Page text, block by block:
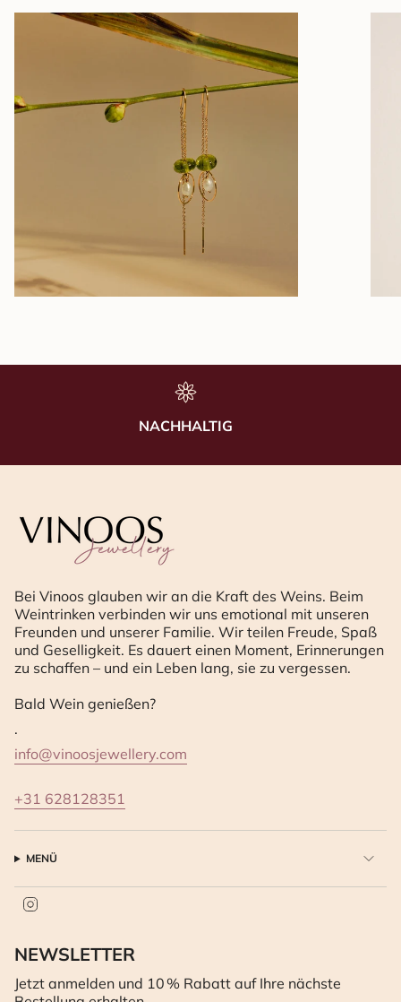
NACHHALTIG
Bei Vinoos glauben wir an die Kraft des Weins. Beim
Weintrinken verbinden wir uns emotional mit unseren
Freunden und unserer Familie. Wir teilen Freude, Spaß
und Geselligkeit. Es dauert einen Moment, Erinnerungen
zu schaffen – und ein Leben lang, sie zu vergessen.
Bald Wein genießen?
.
info@vinoosjewellery.com
+31 628128351
MENÜ
t
g
r
NEWSLETTER
Jetzt anmelden und 10 % Rabatt auf Ihre nächste